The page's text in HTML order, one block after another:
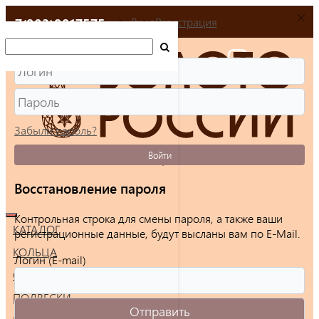
+7(903)9917575
КАТАЛОГ
КОЛЬЦА
СЕРЬГИ
ПОДВЕСКИ
ВходРегистрация
Забыли пароль?
Войти
Восстановление пароля
Контрольная строка для смены пароля, а также ваши
регистрационные данные, будут высланы вам по E-Mail.
Логин (E-mail)